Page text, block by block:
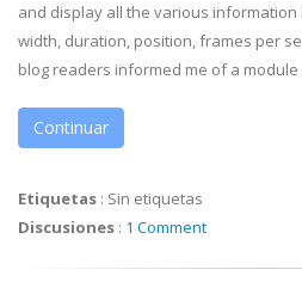
and display all the various information
width, duration, position, frames per
blog readers informed me of a module
Continuar
Etiquetas : Sin etiquetas
Discusiones : 1 Comment